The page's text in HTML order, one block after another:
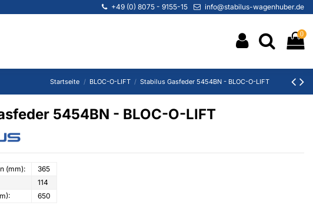
+49 (0) 8075 - 9155-15 info@stabilus-wagenhuber.de
0
Startseite BLOC-O-LIFT Stabilus Gasfeder 5454BN - BLOC-O-LIFT
5454BN - BLOC-O-LIFT
(mm):
365
114
650